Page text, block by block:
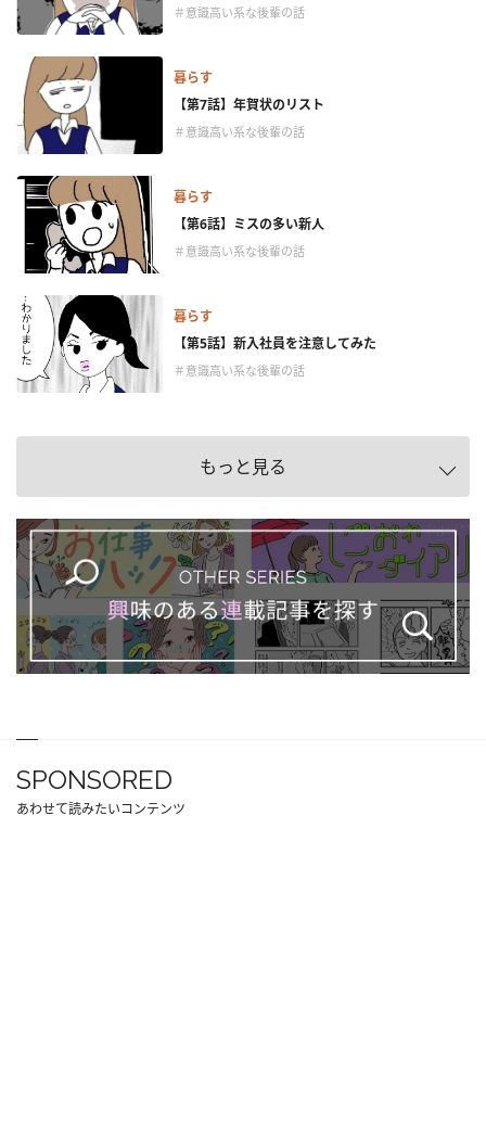
＃意識高い系な後輩の話
暮らす
【第7話】年賀状のリスト
＃意識高い系な後輩の話
暮らす
【第6話】ミスの多い新人
＃意識高い系な後輩の話
暮らす
【第5話】新入社員を注意してみた
＃意識高い系な後輩の話
もっと見る
SPONSORED
あわせて読みたいコンテンツ